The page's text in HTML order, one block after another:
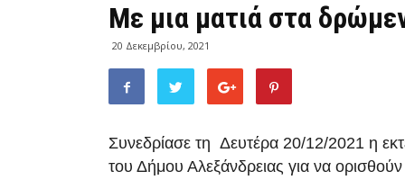
Με μια ματιά στα
20 Δεκεμβρίου, 2021
Συνεδρίασε τη Δευτέρα 20/12/2021 η
του Δήμου Αλεξάνδρειας για να